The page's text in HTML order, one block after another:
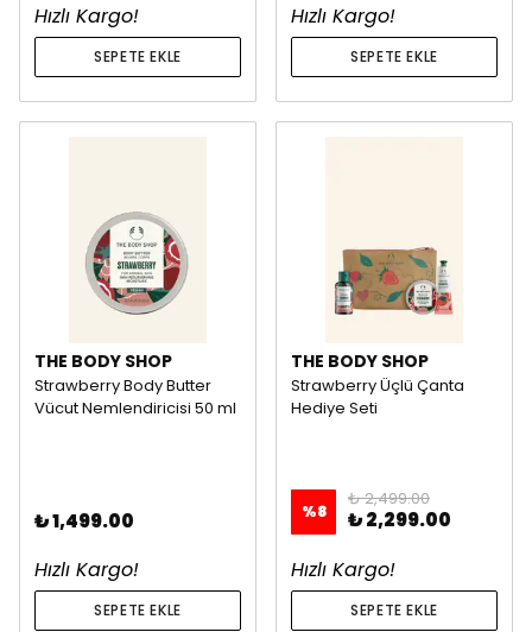
Hızlı Kargo!
SEPETE EKLE
Hızlı Kargo!
SEPETE EKLE
THE BODY SHOP
Strawberry Body Butter
Vücut Nemlendiricisi 50 ml
₺ 1,499.00
Hızlı Kargo!
SEPETE EKLE
THE BODY SHOP
Strawberry Üçlü Çanta
Hediye Seti
%8
₺ 2,499.00
₺ 2,299.00
Hızlı Kargo!
SEPETE EKLE